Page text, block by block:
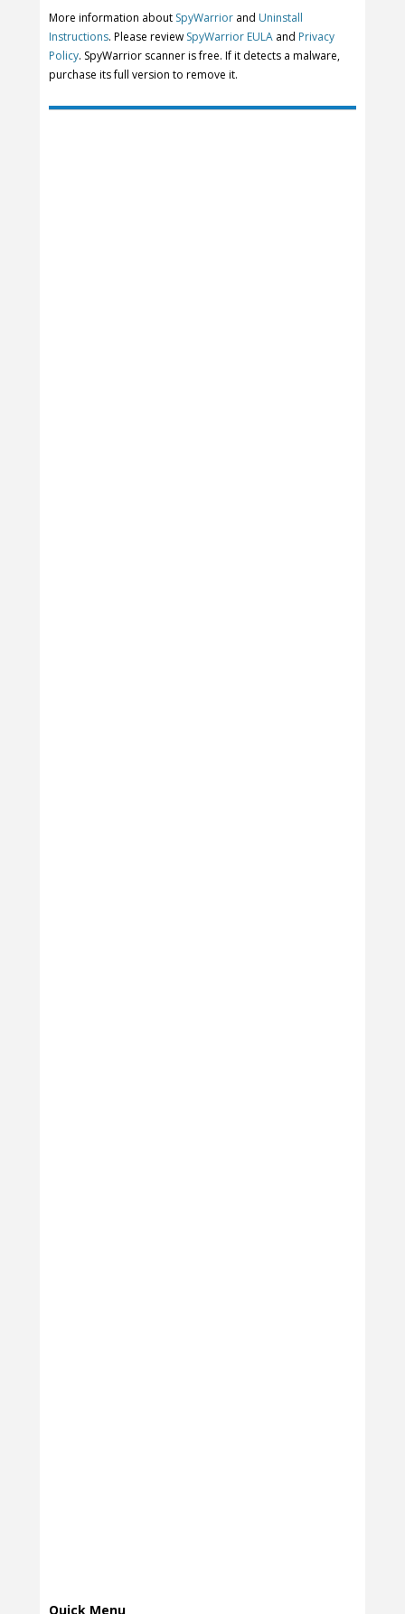
More information about SpyWarrior and Uninstall
Instructions. Please review SpyWarrior EULA and Privacy
Policy. SpyWarrior scanner is free. If it detects a malware,
purchase its full version to remove it.
Quick Menu